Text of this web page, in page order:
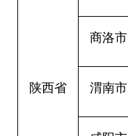
陕西省
商洛市
渭南市